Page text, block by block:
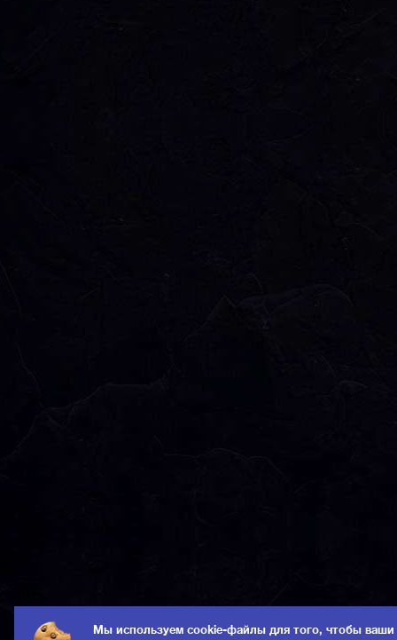
Мы используем cookie-файлы для того, чтобы